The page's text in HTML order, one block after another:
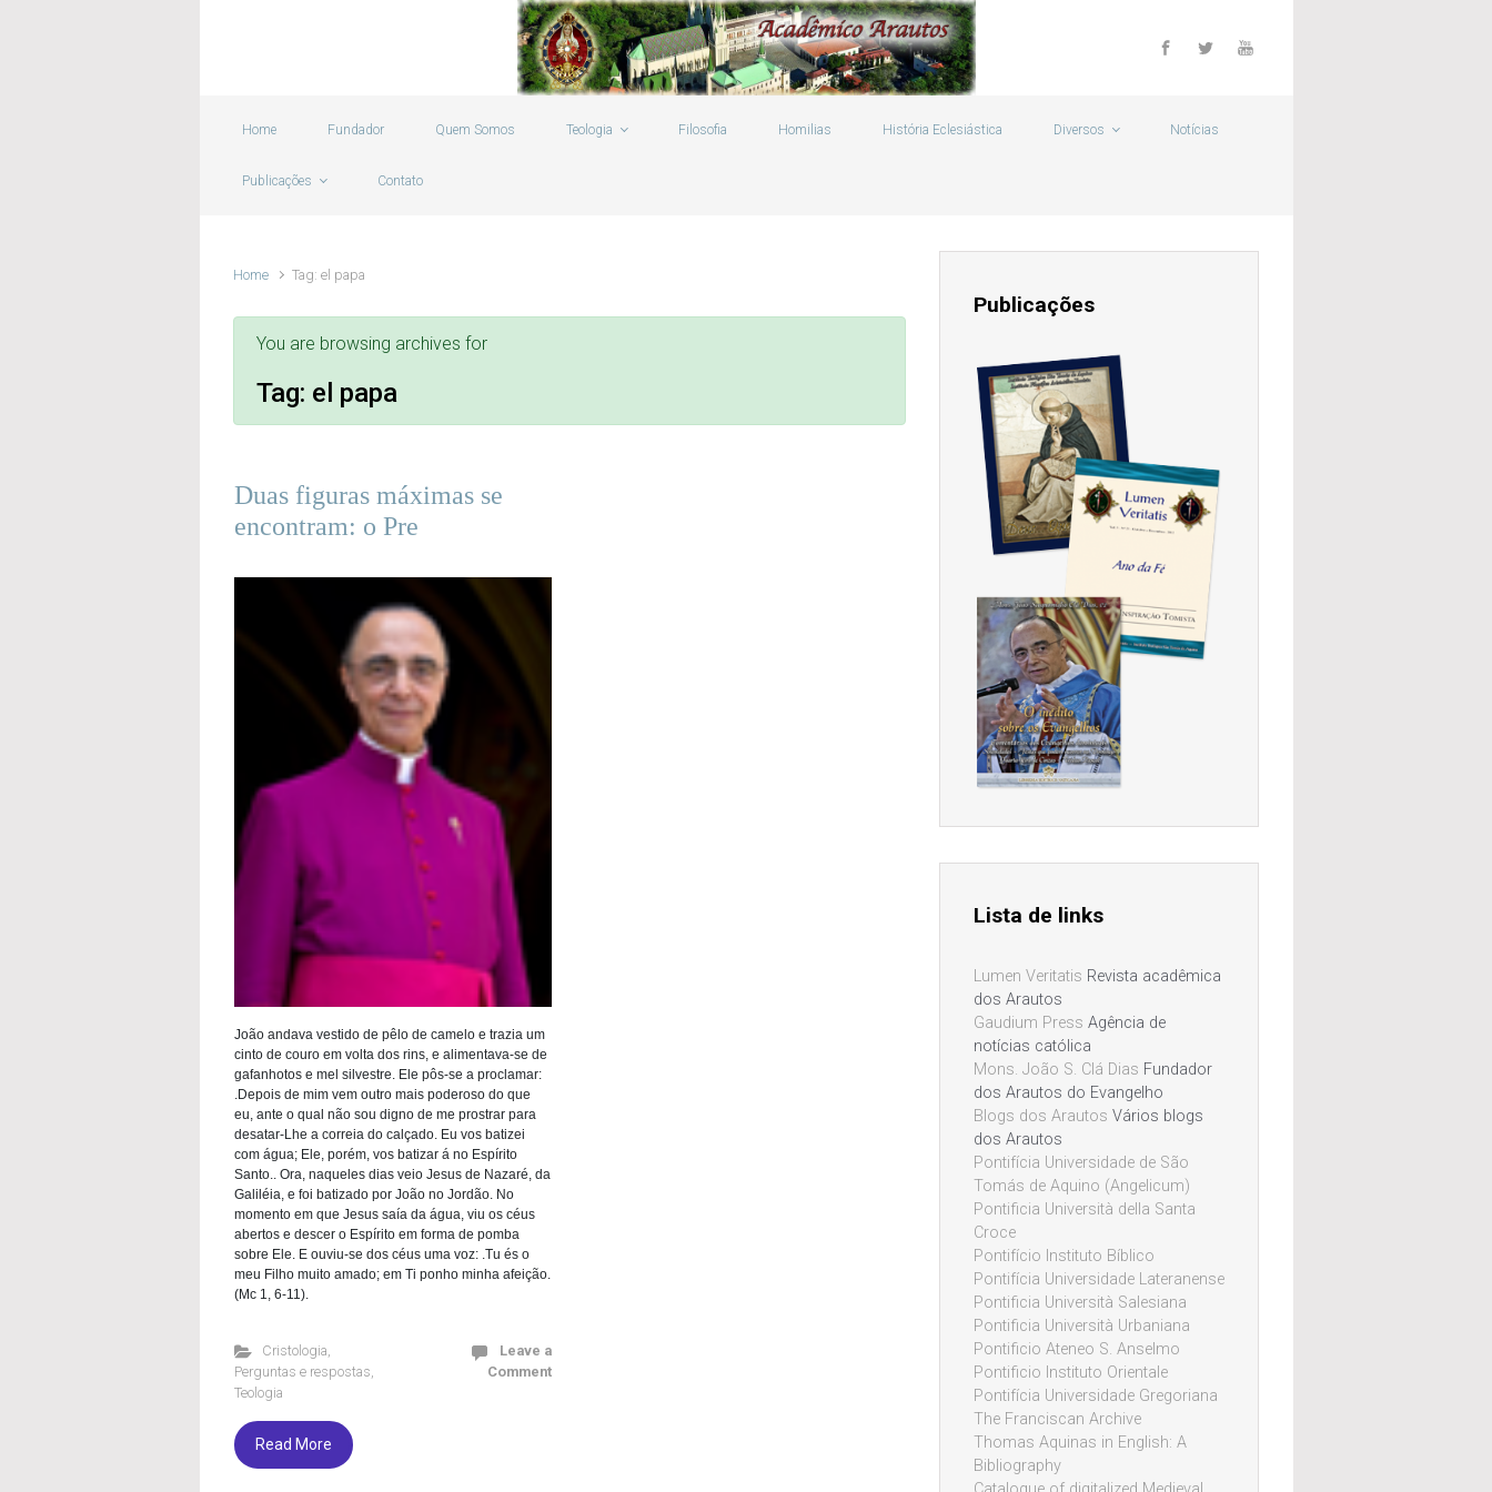
Home Fundador Quem Somos Teologia Filosofia Homilias História Eclesiástica Diversos Notícias
Publicações Contato
Home Tag: el papa
You are browsing archives for
Tag: el papa
Duas figuras máximas se
encontram: o Pre
João andava vestido de pêlo de camelo e trazia um
cinto de couro em volta dos rins, e alimentava-se de
gafanhotos e mel silvestre. Ele pôs-se a proclamar:
.Depois de mim vem outro mais poderoso do que
eu, ante o qual não sou digno de me prostrar para
desatar-Lhe a correia do calçado. Eu vos batizei
com água; Ele, porém, vos batizar á no Espírito
Santo.. Ora, naqueles dias veio Jesus de Nazaré, da
Galiléia, e foi batizado por João no Jordão. No
momento em que Jesus saía da água, viu os céus
abertos e descer o Espírito em forma de pomba
sobre Ele. E ouviu-se dos céus uma voz: .Tu és o
meu Filho muito amado; em Ti ponho minha afeição.
(Mc 1, 6-11).
Cristologia
Perguntas e respostas
Teologia
Leave a
Comment
Read More
Publicações
Lista de links
Lumen Veritatis Revista acadêmica
dos Arautos
Gaudium Press Agência de
notícias católica
Mons. João S. Clá Dias Fundador
dos Arautos do Evangelho
Blogs dos Arautos Vários blogs
dos Arautos
Pontifícia Universidade de São
Tomás de Aquino (Angelicum)
Pontificia Università della Santa
Croce
Pontifício Instituto Bíblico
Pontifícia Universidade Lateranense
Pontificia Università Salesiana
Pontificia Università Urbaniana
Pontificio Ateneo S. Anselmo
Pontificio Instituto Orientale
Pontifícia Universidade Gregoriana
The Franciscan Archive
Thomas Aquinas in English: A
Bibliography